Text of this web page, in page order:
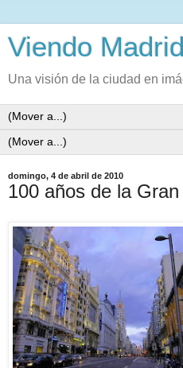
Viendo Madrid
Una visión de la ciudad en
domingo, 4 de abril de 2010
100 años de la